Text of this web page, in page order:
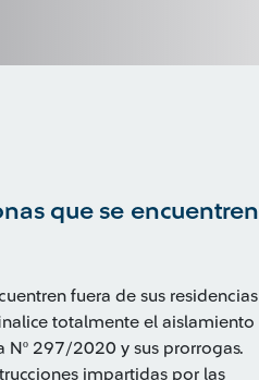
que se encuentren
fuera de sus residencias
totalmente el aislamiento
297/2020 y sus prorrogas.
impartidas por las